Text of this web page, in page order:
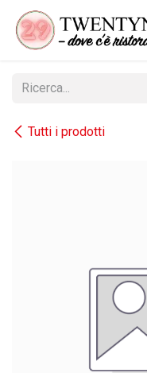
Passa al contenuto
Tutti i prodotti